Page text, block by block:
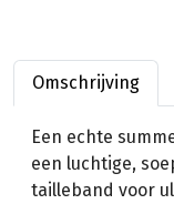
Omschrijving
Een echte
een luchtige,
tailleband voor